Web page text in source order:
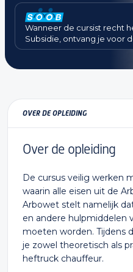
Wanneer de cursist recht
Subsidie, ontvang je voor
OVER DE OPLEIDING
Over de opleiding
De cursus veilig werken
waarin alle eisen uit de
Arbowet stelt namelijk
en andere hulpmiddelen
moeten worden. Tijdens
je zowel theoretisch als
heftruck chauffeur.